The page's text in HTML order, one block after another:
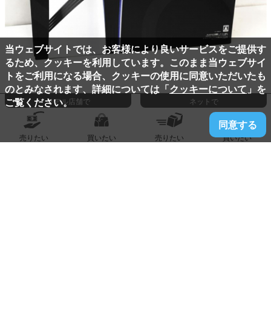
2024.12.08
久留米 上津バイパス店
ソニー『プレイステーション5 Pro』買取りました!!
リアル店舗で ネットで
売りたい 買いたい 売りたい 買いたい
当ウェブサイトでは、お客様により良いサービスをご提供す
るため、クッキーを利用しています。このまま当ウェブサイ
トをご利用になる場合、クッキーの使用に同意いただいたも
のとみなされます、詳細については「クッキーについて 」を
ご覧ください。
同意する